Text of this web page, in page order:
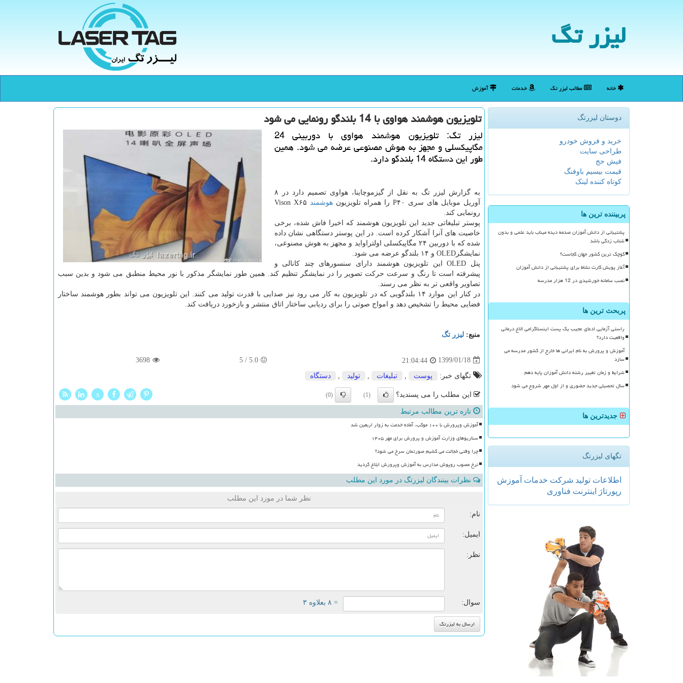
لیزر تگ
خانه مطالب لیزر تگ خدمات آموزش
دوستان لیزرتگ
خرید و فروش خودرو
طراحی سایت
فیش حج
قیمت بیسیم باوفنگ
کوتاه کننده لینک
پربیننده ترین ها
پشتیبانی از دانش آموزان صدمه دیده میناب باید علمی و بدون
شتاب زدگی باشد
کوچک ترین کشور جهان کجاست؟
آغاز پویش کارت نشاط برای پشتیبانی از دانش آموزان
نصب سامانه خورشیدی در 12 هزار مدرسه
پربحث ترین ها
راستی آزمایی ادعای عجیب یک پست اینستاگرامی الاغ درمانی
واقعیت دارد؟
آموزش و پرورش به نام ایرانی ها خارج از کشور مدرسه می
سازد
شرایط و زمان تغییر رشته دانش آموزان پایه دهم
سال تحصیلی جدید حضوری و از اول مهر شروع می شود
جدیدترین ها
تگهای لیزرتگ
اطلاعات تولید شركت خدمات آموزش
رپورتاژ
اینترنت فناوری
تلویزیون هوشمند هواوی با 14 بلندگو رونمایی می شود
لیزر تگ: تلویزیون هوشمند هواوی با دوربینی 24
مگاپیكسلی و مجهز به هوش مصنوعی عرضه می شود. همین
طور این دستگاه 14 بلندگو دارد.
به گزارش لیزر تگ به نقل از گیزموچاینا، هواوی تصمیم دارد در ۸
آوریل موبایل های سری P۴۰ را همراه تلویزیون
هوشمند Vison X۶۵
رونمایی كند.
پوستر تبلیغاتی جدید این تلویزیون هوشمند كه اخیرا فاش شده، برخی
خاصیت های آنرا آشكار كرده است. در این پوستر دستگاهی نشان داده
شده كه با دوربین ۲۴ مگاپیكسلی اولتراواید و مجهز به هوش مصنوعی،
نمایشگرOLED و ۱۴ بلندگو عرضه می شود.
پنل OLED این تلویزیون هوشمند دارای سنسورهای چند كانالی و
پیشرفته است تا رنگ و سرعت حركت تصویر را در نمایشگر تنظیم كند. همین طور نمایشگر مذكور با نور محیط منطبق می شود و بدین سبب
تصاویر واقعی تر به نظر می رسند.
در كنار این موارد ۱۴ بلندگویی كه در تلویزیون به كار می رود نیز صدایی با قدرت تولید می كنند. این تلویزیون می تواند بطور هوشمند ساختار
فضایی محیط را تشخیص دهد و امواج صوتی را برای ردیابی ساختار اتاق منتشر و بازخورد دریافت كند.
منبع: لیزر تگ
1399/01/18
21:04:44
5.0
/
5
3698
تگهای خبر: پوست تبلیغات تولید دستگاه
این مطلب را می پسندید؟ (1)
(0)
x
تازه ترین مطالب مرتبط
آموزش وپرورش با ۱۰۰ موکب، آماده خدمت به زوار اربعین شد
سناریوهای وزارت آموزش و پرورش برای مهر ۱۴۰۵
چرا وقتی خجالت می کشیم صورتمان سرخ می شود؟
نرخ مصوب روپوش مدارس به آموزش وپرورش ابلاغ گردید
نظرات بینندگان لیزرتگ در مورد این مطلب
نظر شما در مورد این مطلب
نام:
ایمیل:
نظر:
سوال: = ۸ بعلاوه ۳